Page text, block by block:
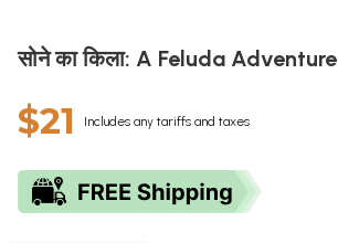
सोने का किला: A Feluda Adventure
$21 Includes any tariffs and taxes